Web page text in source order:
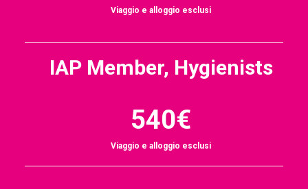
Viaggio e alloggio esclusi
IAP Member, Hygienists
540€
Viaggio e alloggio esclusi